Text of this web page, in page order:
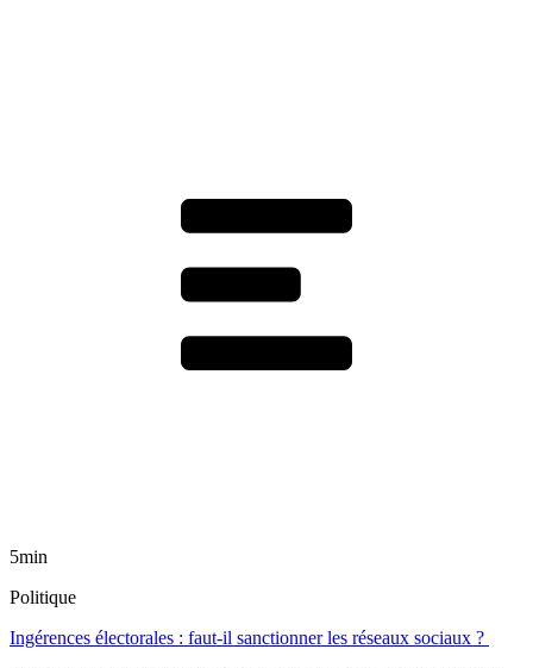
5min
Politique
Ingérences électorales : faut-il sanctionner les réseaux sociaux ?